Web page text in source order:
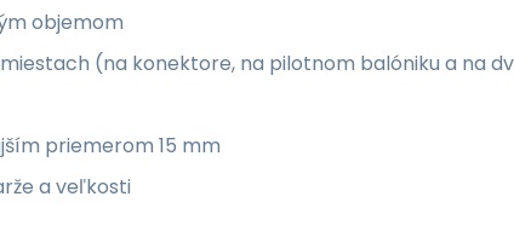
objemom
(na konektore, na pilotnom balóniku a na
priemerom 15 mm
a veľkosti